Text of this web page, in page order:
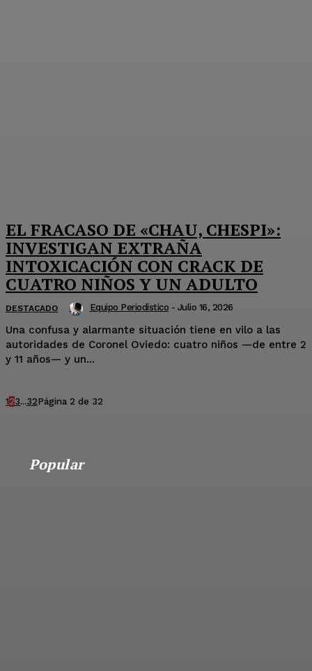
EL FRACASO DE «CHAU, CHESPI»:
INVESTIGAN EXTRAÑA
INTOXICACIÓN CON CRACK DE
CUATRO NIÑOS Y UN ADULTO
DESTACADO Equipo Periodístico - Julio 16, 2026
Una confusa y alarmante situación tiene en vilo a las
autoridades de Coronel Oviedo: cuatro niños —de entre 2
y 11 años— y un...
123...32Página 2 de 32
Popular